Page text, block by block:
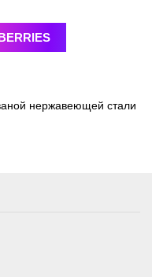
нержавеющей стали